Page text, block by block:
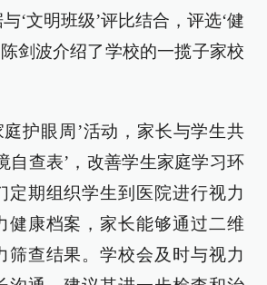
‘文明班级’评比结合，评选‘健
剑波介绍了学校的一揽子家校
庭护眼周’活动，家长与学生共
自查表’，改善学生家庭学习环
定期组织学生到医院进行视力
健康档案，家长能够通过二维
筛查结果。学校会及时与视力